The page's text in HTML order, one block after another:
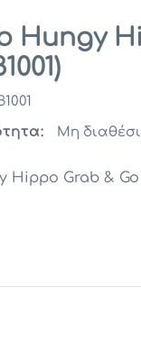
Hungy
Μη
Grab & Go